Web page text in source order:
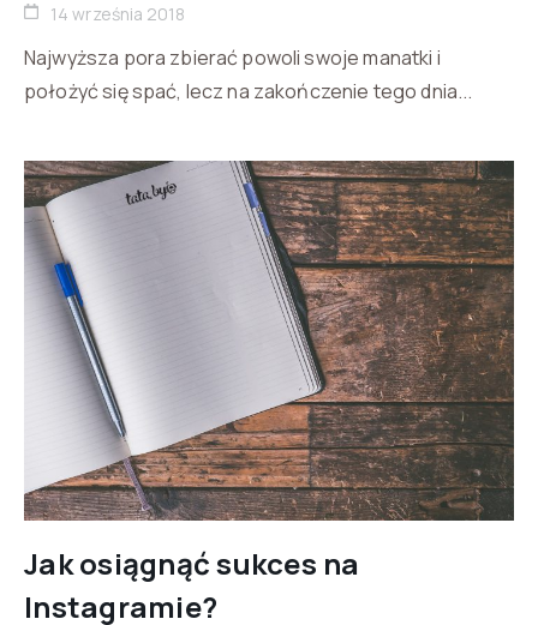
14 września 2018
Najwyższa pora zbierać powoli swoje manatki i
położyć się spać, lecz na zakończenie tego dnia...
Jak osiągnąć sukces na
Instagramie?